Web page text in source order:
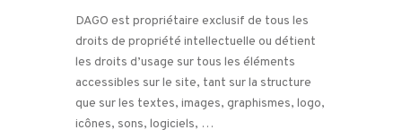
DAGO est propriétaire exclusif de tous les
droits de propriété intellectuelle ou détient
les droits d’usage sur tous les éléments
accessibles sur le site, tant sur la structure
que sur les textes, images, graphismes, logo,
icônes, sons, logiciels, …